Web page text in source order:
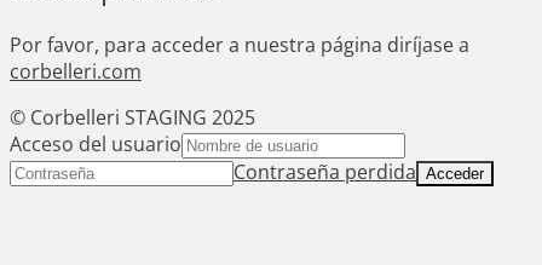
Por favor, para acceder a nuestra página diríjase a
corbelleri.com
© Corbelleri STAGING 2025
Acceso del usuario
Contraseña perdida